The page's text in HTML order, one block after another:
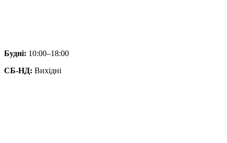
Будні: 10:00–18:00
СБ-НД: Вихідні